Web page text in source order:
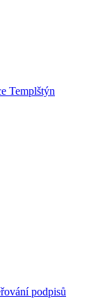
Templštýn
podpisů